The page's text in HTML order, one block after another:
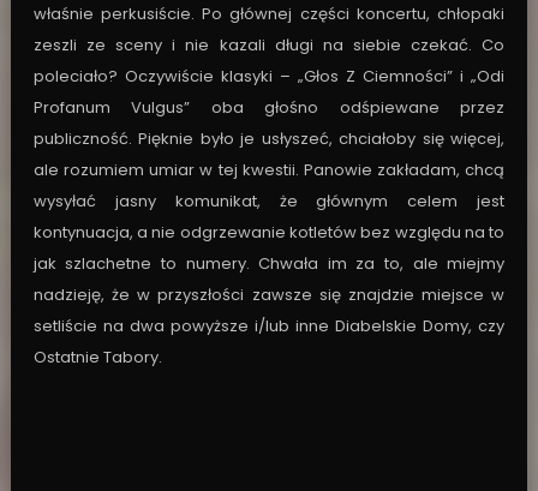
właśnie perkusiście. Po głównej części koncertu, chłopaki
zeszli ze sceny i nie kazali długi na siebie czekać. Co
poleciało? Oczywiście klasyki – „Głos Z Ciemności” i „Odi
Profanum Vulgus” oba głośno odśpiewane przez
publiczność. Pięknie było je usłyszeć, chciałoby się więcej,
ale rozumiem umiar w tej kwestii. Panowie zakładam, chcą
wysyłać jasny komunikat, że głównym celem jest
kontynuacja, a nie odgrzewanie kotletów bez względu na to
jak szlachetne to numery. Chwała im za to, ale miejmy
nadzieję, że w przyszłości zawsze się znajdzie miejsce w
setliście na dwa powyższe i/lub inne Diabelskie Domy, czy
Ostatnie Tabory.